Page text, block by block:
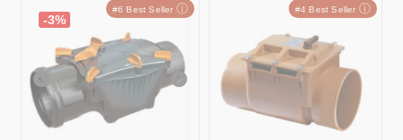
-3%
#6 Best Seller ⓘ #4 Best Seller ⓘ